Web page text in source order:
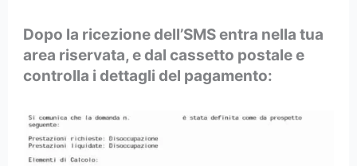
Dopo la ricezione dell’SMS entra nella tua
area riservata, e dal cassetto postale e
controlla i dettagli del pagamento: